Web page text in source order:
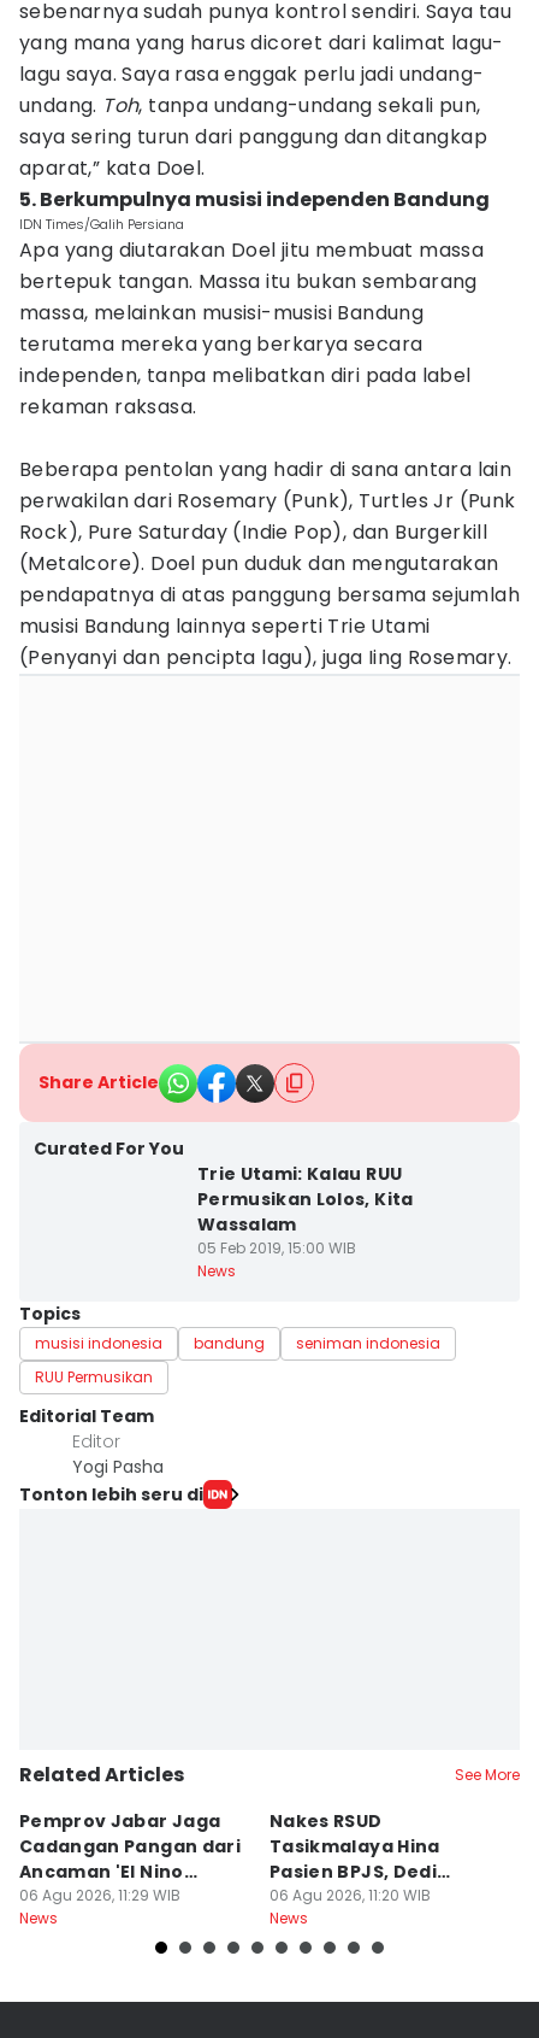
sebenarnya sudah punya kontrol sendiri. Saya tau
yang mana yang harus dicoret dari kalimat lagu-
lagu saya. Saya rasa enggak perlu jadi undang-
undang. Toh, tanpa undang-undang sekali pun,
saya sering turun dari panggung dan ditangkap
aparat,” kata Doel.
5. Berkumpulnya musisi independen Bandung
IDN Times/Galih Persiana
Apa yang diutarakan Doel jitu membuat massa
bertepuk tangan. Massa itu bukan sembarang
massa, melainkan musisi-musisi Bandung
terutama mereka yang berkarya secara
independen, tanpa melibatkan diri pada label
rekaman raksasa.
Beberapa pentolan yang hadir di sana antara lain
perwakilan dari Rosemary (Punk), Turtles Jr (Punk
Rock), Pure Saturday (Indie Pop), dan Burgerkill
(Metalcore). Doel pun duduk dan mengutarakan
pendapatnya di atas panggung bersama sejumlah
musisi Bandung lainnya seperti Trie Utami
(Penyanyi dan pencipta lagu), juga Iing Rosemary.
Share Article
Curated For You
Trie Utami: Kalau RUU
Permusikan Lolos, Kita
Wassalam
05 Feb 2019, 15:00 WIB
News
Topics
musisi indonesia bandung
seniman indonesia
RUU Permusikan
Editorial Team
Editor
Yogi Pasha
Tonton lebih seru di
Related Articles See More
Pemprov Jabar Jaga
Cadangan Pangan dari
Ancaman 'El Nino
Godzilla'
06 Agu 2026, 11:29 WIB
News
Nakes RSUD
Tasikmalaya Hina
Pasien BPJS, Dedi
Mulyadi Minta Disanksi
06 Agu 2026, 11:20 WIB
News